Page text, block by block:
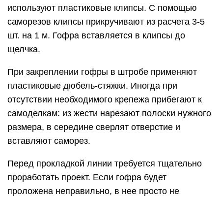
используют пластиковые клипсы. С помощью
саморезов клипсы прикручивают из расчета 3-5
шт. на 1 м. Гофра вставляется в клипсы до
щелчка.
При закреплении гофры в штробе применяют
пластиковые дюбель-стяжки. Иногда при
отсутствии необходимого крепежа прибегают к
самоделкам: из жести нарезают полоски нужного
размера, в середине сверлят отверстие и
вставляют саморез.
Перед прокладкой линии требуется тщательно
проработать проект. Если гофра будет
проложена неправильно, в нее просто не